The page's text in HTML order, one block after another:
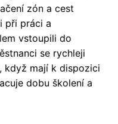
zón a cest
při práci a
vstoupili do
se rychleji
když mají k dispozici
dobu školení a